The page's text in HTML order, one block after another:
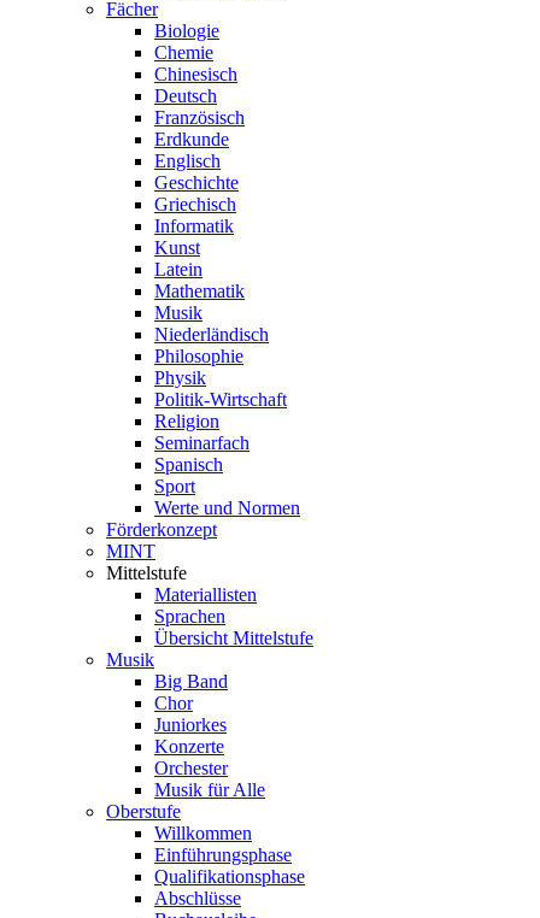
Fächer
Biologie
Chemie
Chinesisch
Deutsch
Französisch
Erdkunde
Englisch
Geschichte
Griechisch
Informatik
Kunst
Latein
Mathematik
Musik
Niederländisch
Philosophie
Physik
Politik-Wirtschaft
Religion
Seminarfach
Spanisch
Sport
Werte und Normen
Förderkonzept
MINT
Mittelstufe
Materiallisten
Sprachen
Übersicht Mittelstufe
Musik
Big Band
Chor
Juniorkes
Konzerte
Orchester
Musik für Alle
Oberstufe
Willkommen
Einführungsphase
Qualifikationsphase
Abschlüsse